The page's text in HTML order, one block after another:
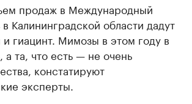
продаж в Международный
Калининградской области дадут
и гиацинт. Мимозы в этом году в
а та, что есть — не очень
констатируют
эксперты.